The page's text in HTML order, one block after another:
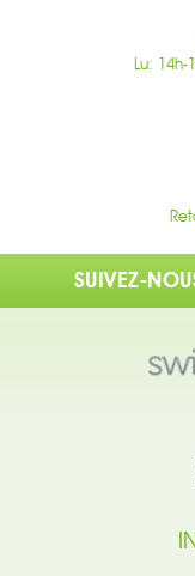
Lu: 14h-
SUIVEZ-